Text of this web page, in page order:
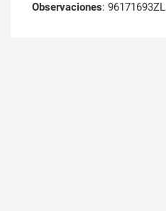
Observaciones: 96171693ZL